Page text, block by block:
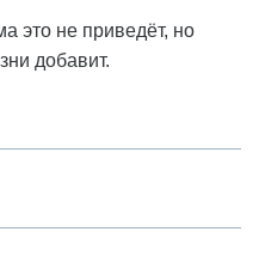
это не приведёт, но
добавит.